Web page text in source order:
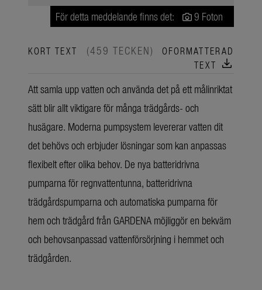
För detta meddelande finns det: 9 Foton
KORT TEXT (459 TECKEN)
OFORMATTERAD
TEXT download
Att samla upp vatten och använda det på ett målinriktat
sätt blir allt viktigare för många trädgårds- och
husägare. Moderna pumpsystem levererar vatten dit
det behövs och erbjuder lösningar som kan anpassas
flexibelt efter olika behov. De nya batteridrivna
pumparna för regnvattentunna, batteridrivna
trädgårdspumparna och automatiska pumparna för
hem och trädgård från GARDENA möjliggör en bekväm
och behovsanpassad vattenförsörjning i hemmet och
trädgården.